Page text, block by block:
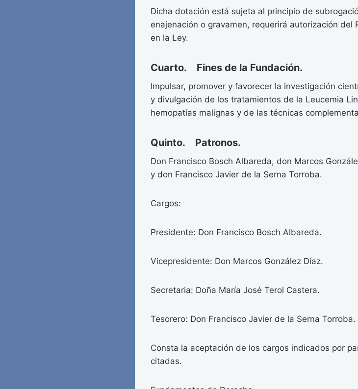
Dicha dotación está sujeta al principio de
enajenación o gravamen, requerirá autorización
en la Ley.
Cuarto. Fines de la Fundación.
Impulsar, promover y favorecer la investigación
y divulgación de los tratamientos de la Leucemia
hemopatías malignas y de las técnicas
Quinto. Patronos.
Don Francisco Bosch Albareda, don Marcos
y don Francisco Javier de la Serna Torroba.
Cargos:
Presidente: Don Francisco Bosch Albareda.
Vicepresidente: Don Marcos González Díaz.
Secretaria: Doña María José Terol Castera.
Tesorero: Don Francisco Javier de la Serna Torroba.
Consta la aceptación de los cargos indicados por
citadas.